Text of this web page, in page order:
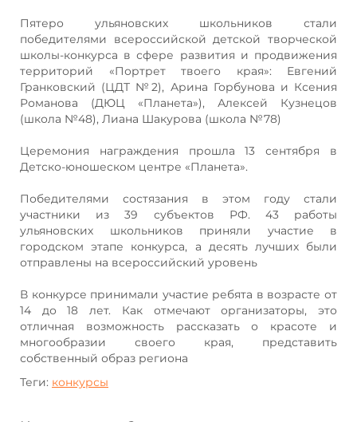
Пятеро ульяновских школьников стали
победителями всероссийской детской творческой
школы-конкурса в сфере развития и продвижения
территорий «Портрет твоего края»: Евгений
Гранковский (ЦДТ №2), Арина Горбунова и Ксения
Романова (ДЮЦ «Планета»), Алексей Кузнецов
(школа №48), Лиана Шакурова (школа №78)
Церемония награждения прошла 13 сентября в
Детско-юношеском центре «Планета».
Победителями состязания в этом году стали
участники из 39 субъектов РФ. 43 работы
ульяновских школьников приняли участие в
городском этапе конкурса, а десять лучших были
отправлены на всероссийский уровень
В конкурсе принимали участие ребята в возрасте от
14 до 18 лет. Как отмечают организаторы, это
отличная возможность рассказать о красоте и
многообразии своего края, представить
собственный образ региона
Теги: конкурсы